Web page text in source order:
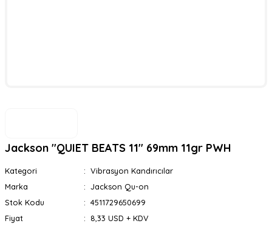
Jackson ''QUIET BEATS 11'' 69mm 11gr PWH
Kategori
Vibrasyon Kandırıcılar
Marka
Jackson Qu-on
Stok Kodu
4511729650699
Fiyat
8,33 USD + KDV